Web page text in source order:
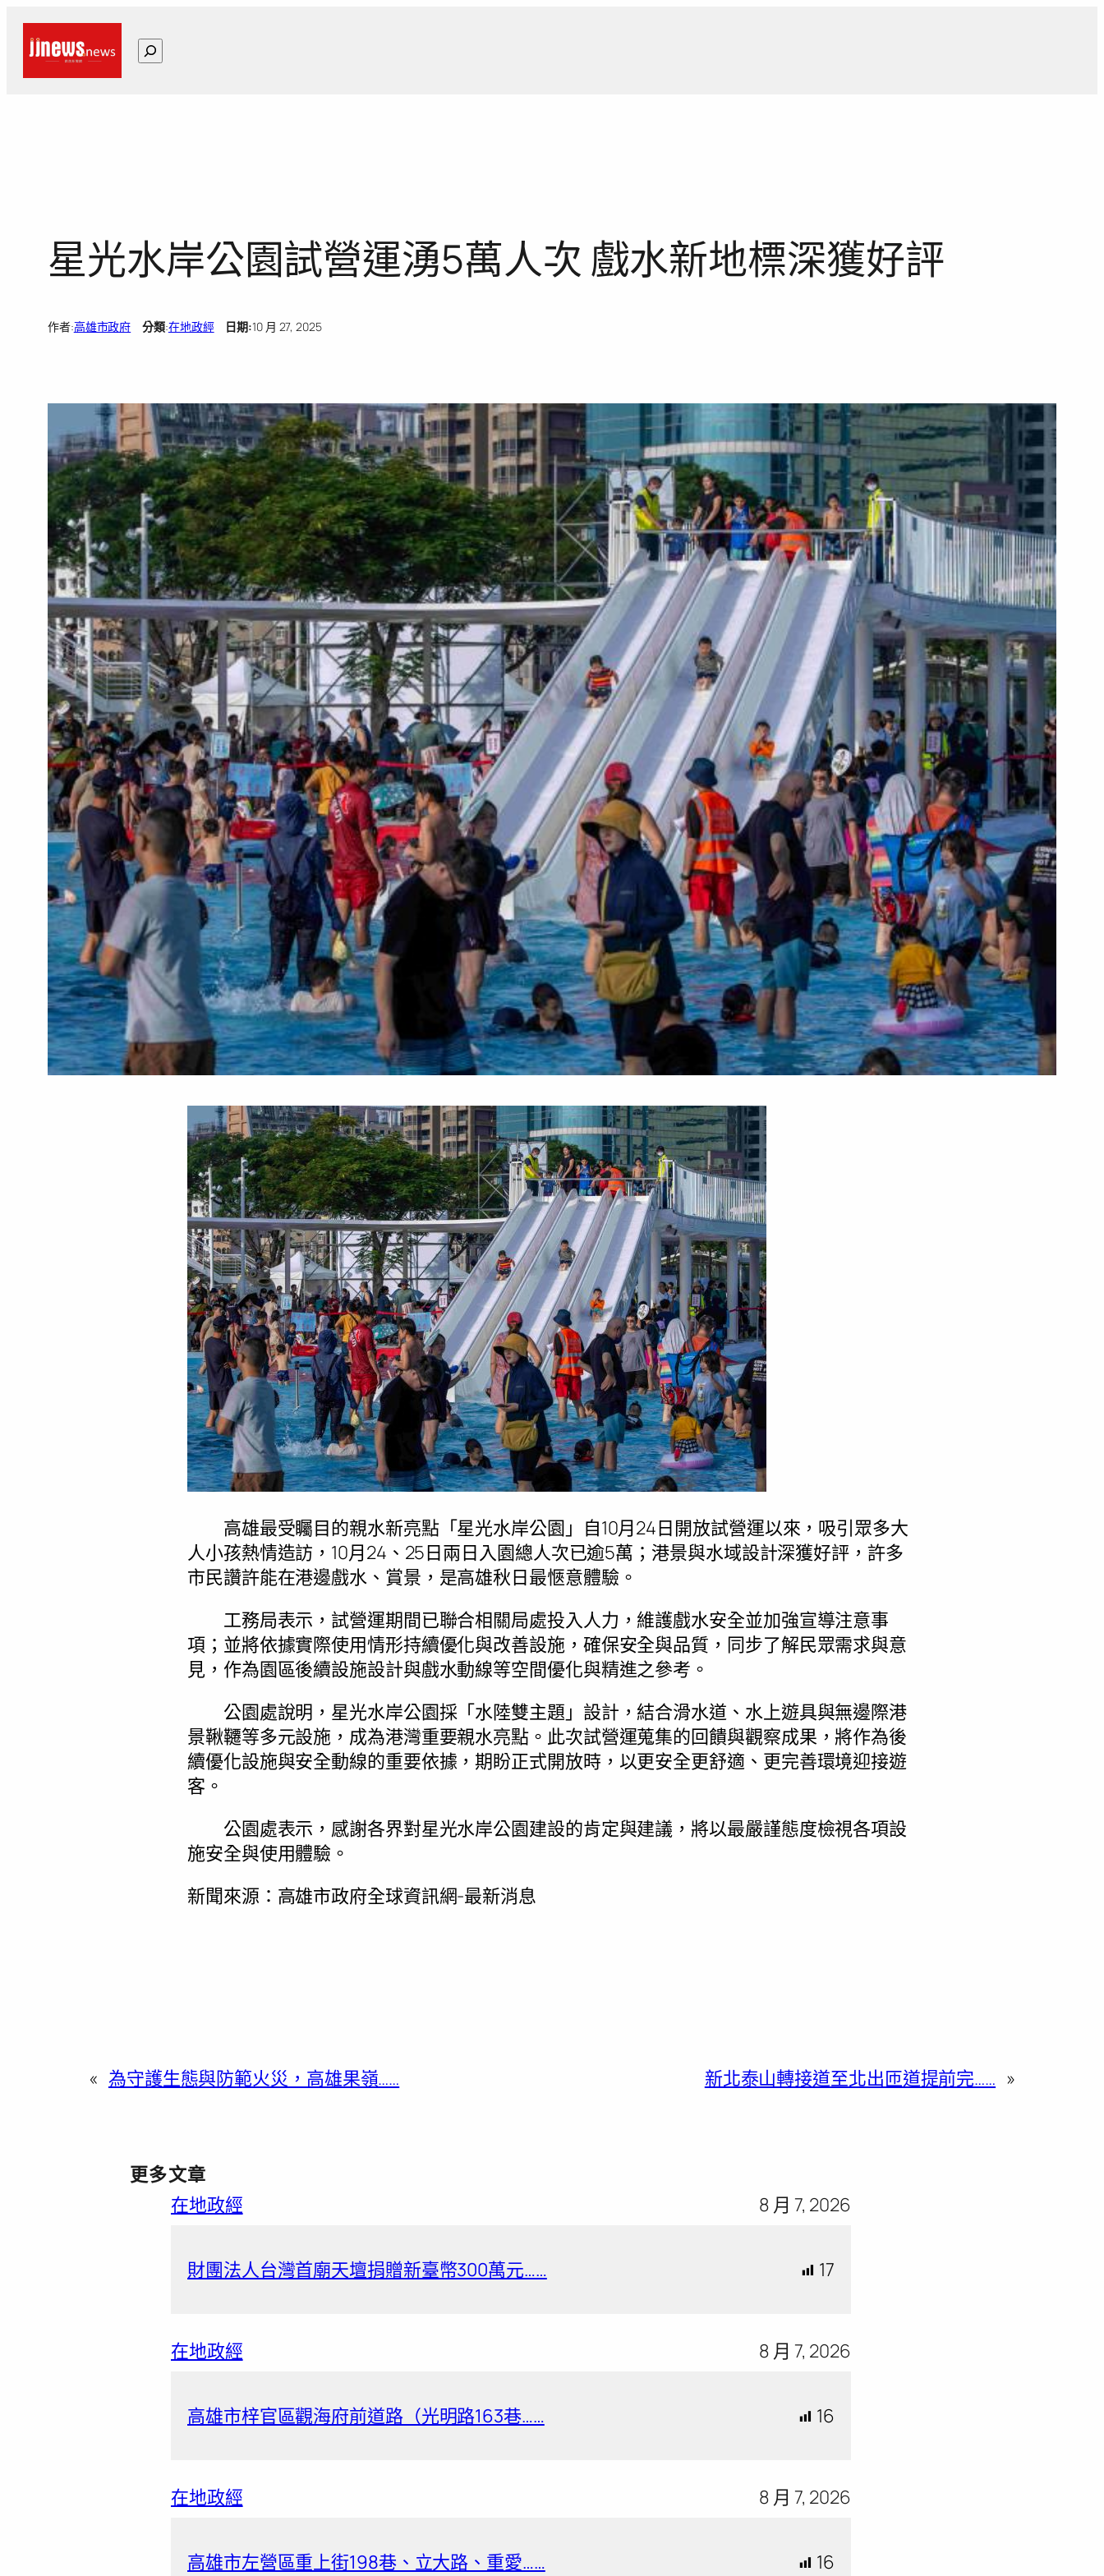
跳
搜
星光水岸公園試營運湧5萬人次 戲水新地標深獲好評
作者:高雄市政府 分類:在地政經日期:10 月 27, 2025
高雄最受矚目的親水新亮點「星光水岸公園」自10月24日開放試營運以來，吸引眾多大
人小孩熱情造訪，10月24、25日兩日入園總人次已逾5萬；港景與水域設計深獲好評，許多
市民讚許能在港邊戲水、賞景，是高雄秋日最愜意體驗。
工務局表示，試營運期間已聯合相關局處投入人力，維護戲水安全並加強宣導注意事
項；並將依據實際使用情形持續優化與改善設施，確保安全與品質，同步了解民眾需求與意
見，作為園區後續設施設計與戲水動線等空間優化與精進之參考。
公園處說明，星光水岸公園採「水陸雙主題」設計，結合滑水道、水上遊具與無邊際港
景鞦韆等多元設施，成為港灣重要親水亮點。此次試營運蒐集的回饋與觀察成果，將作為後
續優化設施與安全動線的重要依據，期盼正式開放時，以更安全更舒適、更完善環境迎接遊
客。
公園處表示，感謝各界對星光水岸公園建設的肯定與建議，將以最嚴謹態度檢視各項設
施安全與使用體驗。
新聞來源：高雄市政府全球資訊網-最新消息
« 為守護生態與防範火災，高雄果嶺…… 新北泰山轉接道至北出匝道提前完…… »
更多文章
在地政經
8 月 7, 2026
財團法人台灣首廟天壇捐贈新臺幣300萬元…… 17
在地政經 8 月 7, 2026
高雄市梓官區觀海府前道路（光明路163巷…… 16
在地政經 8 月 7, 2026
高雄市左營區重上街198巷、立大路、重愛…… 16